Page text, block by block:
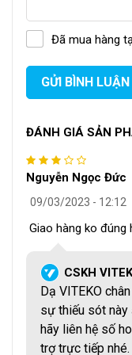
Đã mua hàng
GỬI BÌNH LUẬN
ĐÁNH GIÁ SẢN
Nguyễn Ngọc Đức
09/03/2023 - 12:12
Giao hàng ko đúng
CSKH
Dạ VITEKO
sự thiếu sót này
hãy liên hệ số
trợ trực tiếp nhé.